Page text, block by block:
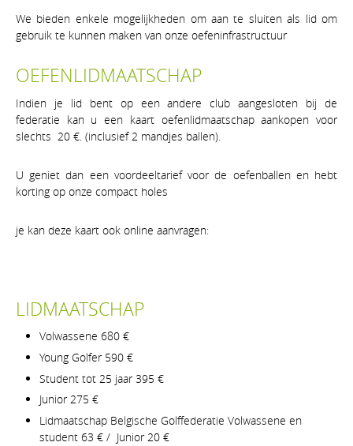
We bieden enkele mogelijkheden om aan te sluiten als lid om
gebruik te kunnen maken van onze oefeninfrastructuur
OEFENLIDMAATSCHAP
Indien je lid bent op een andere club aangesloten bij de
federatie kan u een kaart oefenlidmaatschap aankopen voor
slechts 20 €. (inclusief 2 mandjes ballen).
U geniet dan een voordeeltarief voor de oefenballen en hebt
korting op onze compact holes
je kan deze kaart ook online aanvragen:
LIDMAATSCHAP
Volwassene 680 €
Young Golfer 590 €
Student tot 25 jaar 395 €
Junior 275 €
Lidmaatschap Belgische Golffederatie Volwassene en
student 63 € / Junior 20 €